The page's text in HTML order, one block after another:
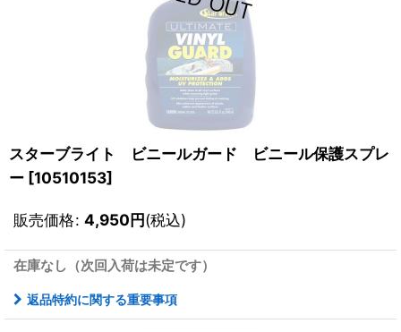
スターブライト ビニールガード ビニール保護スプレ
ー [10510153]
販売価格: 4,950円(税込)
在庫なし（次回入荷は未定です）
返品特約に関する重要事項